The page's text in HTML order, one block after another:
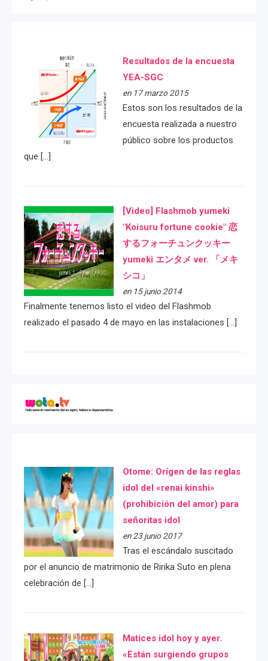
Resultados de la encuesta
YEA-SGC
en 17 marzo 2015
Estos son los resultados de la
encuesta realizada a nuestro
público sobre los productos
que […]
[Video] Flashmob yumeki
"Koisuru fortune cookie" 恋
するフォーチュンクッキー
yumeki エンタメ ver. 「メキ
シコ」
en 15 junio 2014
Finalmente tenemos listo el video del Flashmob
realizado el pasado 4 de mayo en las instalaciones […]
Otome: Orígen de las reglas
idol del «renai kinshi»
(prohibición del amor) para
señoritas idol
en 23 junio 2017
Tras el escándalo suscitado
por el anuncio de matrimonio de Ririka Suto en plena
celebración de […]
Matices idol hoy y ayer.
«Están surgiendo grupos